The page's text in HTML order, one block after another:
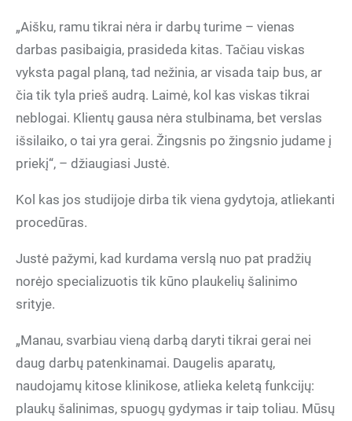
„Aišku, ramu tikrai nėra ir darbų turime – vienas
darbas pasibaigia, prasideda kitas. Tačiau viskas
vyksta pagal planą, tad nežinia, ar visada taip bus, ar
čia tik tyla prieš audrą. Laimė, kol kas viskas tikrai
neblogai. Klientų gausa nėra stulbinama, bet verslas
išsilaiko, o tai yra gerai. Žingsnis po žingsnio judame į
priekį“, – džiaugiasi Justė.
Kol kas jos studijoje dirba tik viena gydytoja, atliekanti
procedūras.
Justė pažymi, kad kurdama verslą nuo pat pradžių
norėjo specializuotis tik kūno plaukelių šalinimo
srityje.
„Manau, svarbiau vieną darbą daryti tikrai gerai nei
daug darbų patenkinamai. Daugelis aparatų,
naudojamų kitose klinikose, atlieka keletą funkcijų:
plaukų šalinimas, spuogų gydymas ir taip toliau. Mūsų